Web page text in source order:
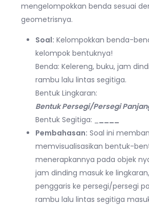
mengelompokkan benda sesuai
geometrisnya.
Soal: Kelompokkan benda-
kelompok bentuknya!
Benda: Kelereng, buku, jam
rambu lalu lintas segitiga.
Bentuk Lingkaran:
Bentuk Persegi/Persegi
Bentuk Segitiga: _
Pembahasan: Soal ini
memvisualisasikan bentuk-
menerapkannya pada objek
jam dinding masuk ke
penggaris ke persegi/persegi
rambu lalu lintas segitiga